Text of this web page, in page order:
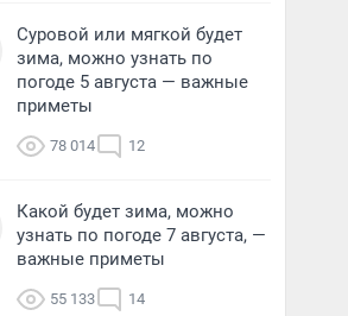
Суровой или мягкой будет
зима, можно узнать по
погоде 5 августа — важные
приметы
78 014 12
Какой будет зима, можно
узнать по погоде 7 августа, —
важные приметы
55 133 14